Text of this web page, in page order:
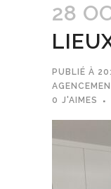
28
PUBLIÉ À
0 J'AIMES